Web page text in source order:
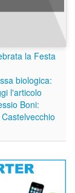
la Festa
biologica:
l'articolo
Boni: